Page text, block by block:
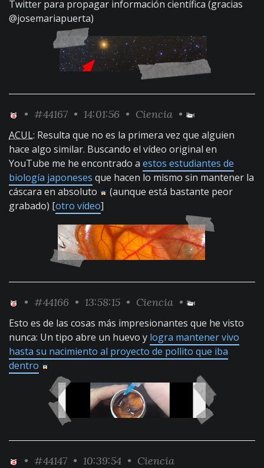
Twitter para propagar información científica (gracias
@josemariapuerta)
• #44167 • 14:01:56 • Ciencia •
ACUL: Resulta que no es la primera vez que alguien
hace algo similar. Buscando el vídeo original en
YouTube me he encontrado a estos estudiantes de
biología japoneses que hacen lo mismo sin mantener la
cáscara en absoluto
(aunque está bastante peor
grabado) [otro vídeo]
• #44166 • 13:58:15 • Ciencia •
Esto es de las cosas más impresionantes que he visto
nunca: Un tipo abre un huevo y logra mantener vivo
hasta su nacimiento al proyecto de pollito que iba
dentro
• #44147 • 10:39:54 • Ciencia